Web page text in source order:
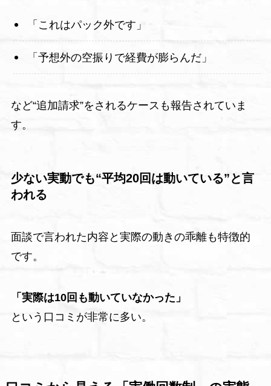
「これはパック外です」
「予想外の空振りで経費が膨らんだ」
など“追加請求”をされるケースも報告されていま
す。
少ない実動でも“平均20回は動いている”と言
われる
面談で言われた内容と実際の動きの乖離も特徴的
です。
「実際は10回も動いていなかった」
という口コミが非常に多い。